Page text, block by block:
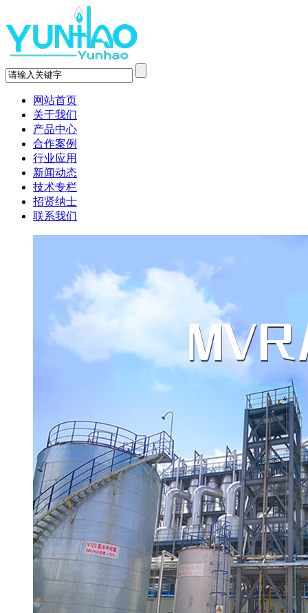
网站首页
关于我们
产品中心
合作案例
行业应用
新闻动态
技术专栏
招贤纳士
联系我们